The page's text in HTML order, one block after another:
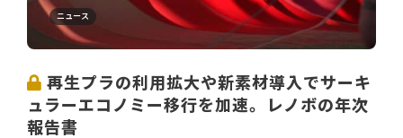
ニュース
再生プラの利用拡大や新素材導入でサーキ
ュラーエコノミー移行を加速。レノボの年次
報告書